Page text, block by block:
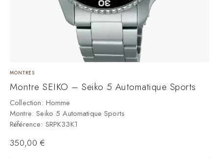
MONTRES
Montre SEIKO – Seiko 5 Automatique Sports
Collection: Homme
Montre: Seiko 5 Automatique Sports
Référence: SRPK33K1
350,00 €